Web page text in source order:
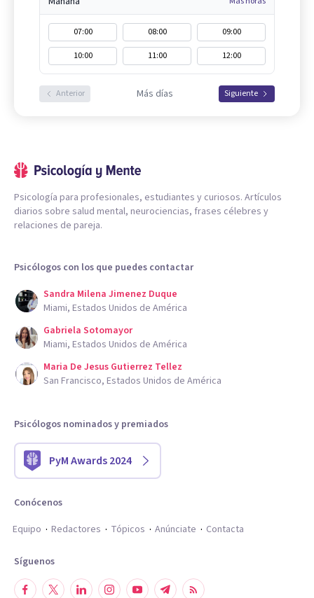
07:00 08:00
09:00
10:00
11:00 12:00
Anterior Más días Siguiente
Psicología para profesionales, estudiantes y curiosos. Artículos
diarios sobre salud mental, neurociencias, frases célebres y
relaciones de pareja.
Psicólogos con los que puedes contactar
Sandra Milena Jimenez Duque
Miami, Estados Unidos de América
Gabriela Sotomayor
Miami, Estados Unidos de América
Maria De Jesus Gutierrez Tellez
San Francisco, Estados Unidos de América
Psicólogos nominados y premiados
PyM Awards 2024
Conócenos
Equipo
Redactores Tópicos Anúnciate Contacta
Síguenos